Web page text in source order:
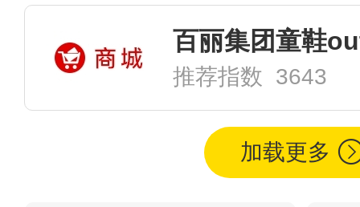
百丽集团童鞋
推荐指数 3643
加载更多